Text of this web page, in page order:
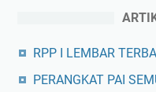
RPP I LEMBAR
PERANGKAT PAI